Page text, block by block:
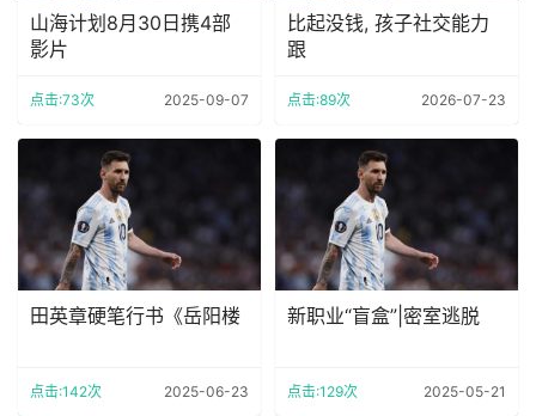
山海计划8月30日携4部
影片
点击:73次 2025-09-07
比起没钱, 孩子社交能力
跟
点击:89次 2026-07-23
田英章硬笔行书《岳阳楼
点击:142次 2025-06-23
新职业“盲盒”|密室逃脱
点击:129次 2025-05-21